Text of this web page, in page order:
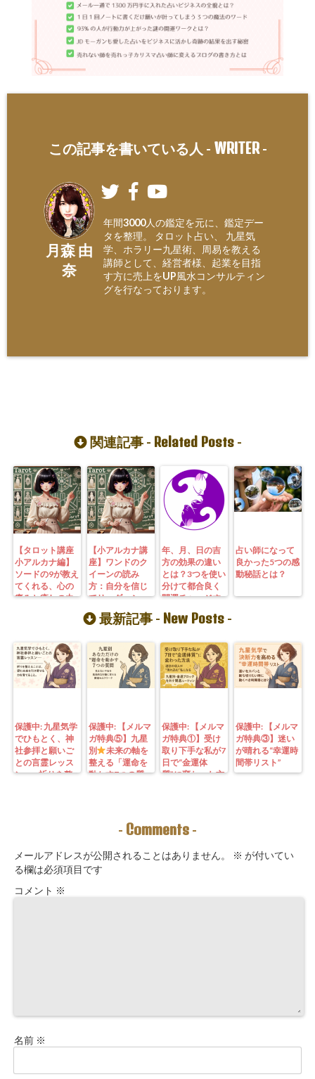
この記事を書いている人 - WRITER-
月森 由
奈
年間3000人の鑑定を元に、鑑定デー
タを整理。 タロット占い、 九星気
学、ホラリー九星術、周易を教える
講師として、経営者様、起業を目指
す方に売上をUP風水コンサルティン
グを行なっております。
関連記事 - Related Posts-
【タロット講座
小アルカナ編】
ソードの9が教え
てくれる、心の
痛みと癒しの力
【小アルカナ講
座】ワンドのク
イーンの読み
方：自分を信じ
てリーダーシッ
プを発揮するた
めの秘訣
年、月、日の吉
方の効果の違い
とは？3つを使い
分けて都合良く
開運チャージす
る方法
占い師になって
良かった5つの感
動秘話とは？
最新記事 - New Posts -
保護中: 九星気学
でひもとく、神
社参拝と願いご
との言霊レッス
ン—— 祈りを整
保護中: 【メルマ
ガ特典⑤】九星
別
未来の軸を
整える「運命を
動かす7つの質
ーチングできま
保護中: 【メルマ
ガ特典①】受け
取り下手な私が7
日で“金運体
質”に変わった方
九星別・金運ブ
ロックを外す開
保護中: 【メルマ
ガ特典③】迷い
が晴れる“幸運時
間帯リスト”
- Comments -
メールアドレスが公開されることはありません。 ※ が付いてい
る欄は必須項目です
コメント ※
名前 ※